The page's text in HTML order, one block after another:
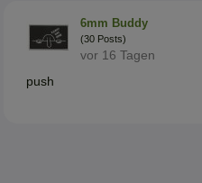
6mm Buddy
(30 Posts)
vor 16 Tagen
push